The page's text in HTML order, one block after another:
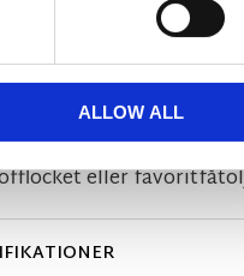
ALLOW ALL
en snygg marsalarosa
eller